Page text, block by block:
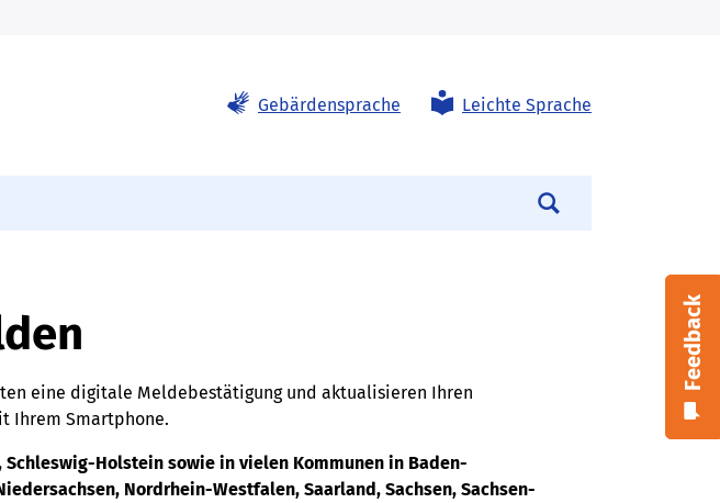
Gebärdensprache Leichte Sprache
Feedback
eine digitale Meldebestätigung und aktualisieren Ihren
Ihrem Smartphone.
Holstein sowie in vielen Kommunen in Baden-
Nordrhein-Westfalen, Saarland, Sachsen, Sachsen-